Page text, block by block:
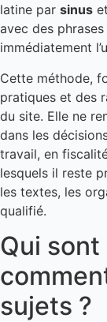
latine par sinus
avec des
immédiatement
Cette méthode,
pratiques et des
du site. Elle ne
dans les
travail, en
lesquels il reste
les textes, les
qualifié.
Qui
sujets ?